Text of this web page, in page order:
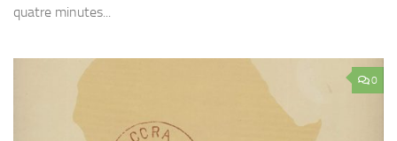
quatre minutes...
0